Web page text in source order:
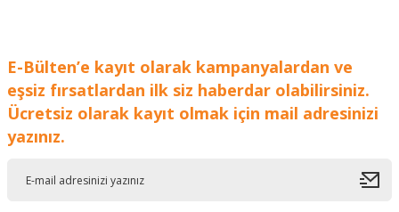
E-Bülten’e kayıt olarak kampanyalardan ve
eşsiz fırsatlardan ilk siz haberdar olabilirsiniz.
Ücretsiz olarak kayıt olmak için mail adresinizi
yazınız.